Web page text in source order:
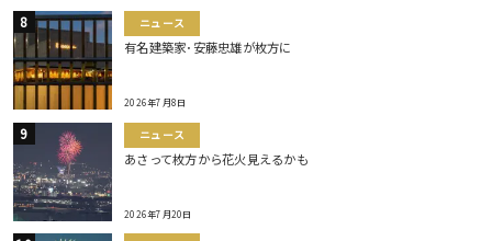
ニュース
有名建築家･安藤忠雄が枚方に
2026年7月8日
ニュース
あさって枚方から花火見えるかも
2026年7月20日